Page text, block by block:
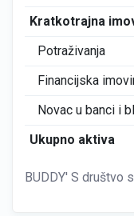
Kratkotrajna
Potraživanja
Financijska
Novac u banci i
Ukupno aktiva
BUDDY' S društvo